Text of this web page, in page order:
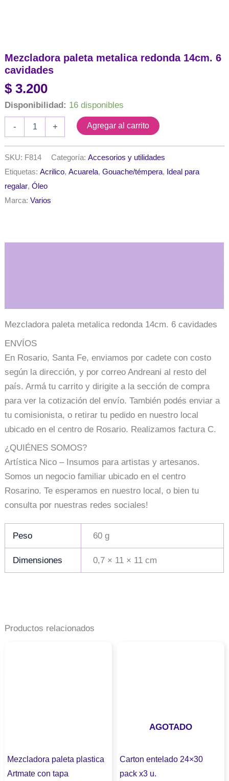
Mezcladora paleta metalica redonda 14cm. 6
cavidades
$ 3.200
Disponibilidad: 16 disponibles
-
Mezcladora
14cm.
6
cavidades
cantidad
+ Agregar al carrito
SKU: F814 Categoría:Accesorios y utilidades
Etiquetas:Acrilico,Acuarela,Gouache/témpera, Ideal para
regalar,Óleo
Marca:Varios
Mezcladora paleta metalica redonda 14cm. 6 cavidades
ENVÍOS
En Rosario, Santa Fe, enviamos por cadete con costo
según la dirección, y por correo Andreani al resto del
país. Armá tu carrito y dirigite a la sección de compra
para ver la cotización del envío. También podés enviar a
tu comisionista, o retirar tu pedido en nuestro local
ubicado en el centro de Rosario. Realizamos factura C.
¿QUIÉNES SOMOS?
Artística Nico – Insumos para artistas y artesanos.
Somos un negocio familiar ubicado en el centro
Rosarino. Te esperamos en nuestro local, o bien tu
consulta por nuestras redes sociales!
Peso 60 g
Dimensiones 0,7 × 11 × 11 cm
Productos relacionados
Mezcladora paleta plastica
Artmate con tapa
AGOTADO
Carton entelado 24×30
pack x3 u.